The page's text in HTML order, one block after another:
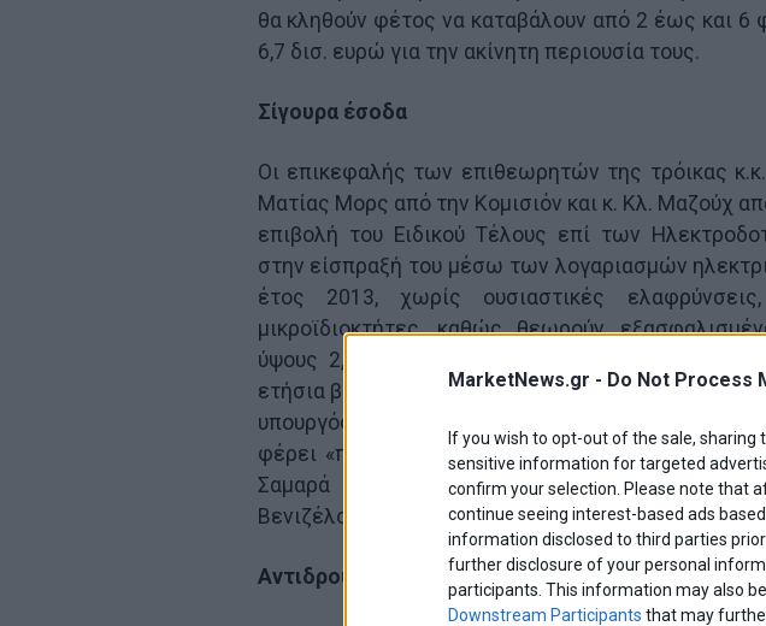
MarketNews.gr - Do Not Process
If you wish to opt-out of the sale,
sensitive information for targeted
confirm your selection. Please note that
continue seeing interest-based ads
information disclosed to third parties
further disclosure of your personal
participants. This information may also
Downstream Participants that may
θα κληθούν φέτος να καταβάλουν από 2 έως και 6
6,7 δισ. ευρώ για την ακίνητη περιουσία τους.
Σίγουρα έσοδα
Οι επικεφαλής των επιθεωρητών της τρόικας
Ματίας Μορς από την Κομισιόν και κ. Κλ. Μαζούχ
επιβολή του Ειδικού Τέλους επί των
στην είσπραξή του μέσω των λογαριασμών
έτος 2013, χωρίς ουσιαστικές
μικροϊδιοκτήτες, καθώς θεωρούν
ύψους 2,5-2,6 δισ. ευρώ που αποδίδει μέχρι
ετήσια βάση. Με την άποψη των επικεφαλής της
υπουργός Οικονομικών κ. Ι. Στουρνάρας, ο
φέρει «προ τετελεσμένου» στο θέμα αυτό τόσο
Σαμαρά όσο και τους προέδρους του ΠΑΣΟΚ
Βενιζέλο και Φ. Κουβέλη.
Αντιδρούν